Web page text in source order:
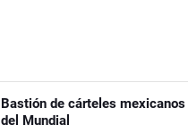
Bastión de cárteles
del Mundial